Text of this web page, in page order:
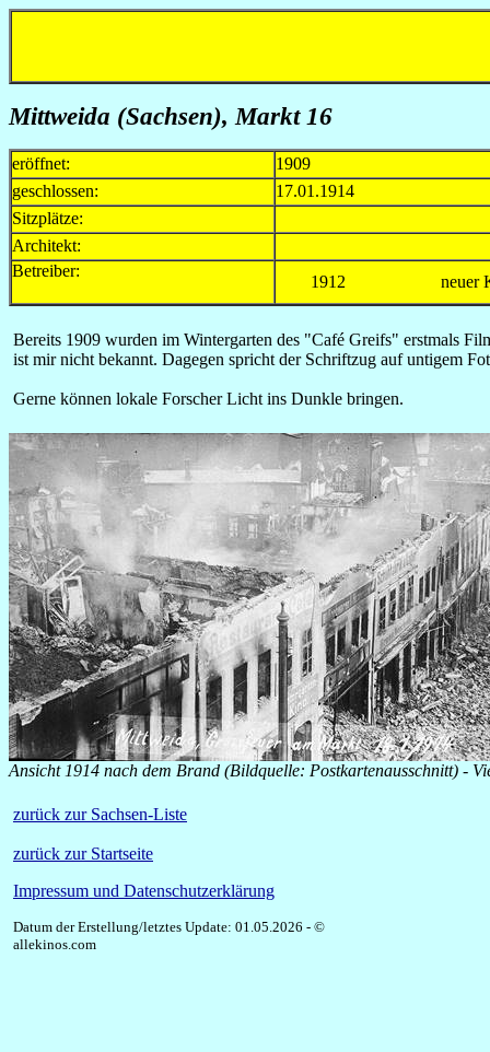
Mittweida (Sachsen), Markt 16
eröffnet:
1909
geschlossen:
17.01.1914
Sitzplätze:
Architekt:
Betreiber:
1912 neuer
Bereits 1909 wurden im Wintergarten des "Café Greifs" erstmals
ist mir nicht bekannt. Dagegen spricht der Schriftzug auf untigem
Gerne können lokale Forscher Licht ins Dunkle bringen.
Ansicht 1914 nach dem Brand (Bildquelle: Postkartenausschnitt) -
zurück zur Sachsen-Liste
zurück zur Startseite
Impressum und Datenschutzerklärung
Datum der Erstellung/letztes Update: 01.05.2026 - ©
allekinos.com